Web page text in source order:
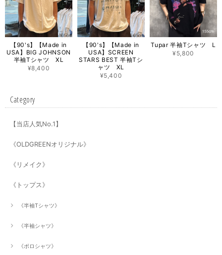
【90's】【Made in
USA】BIG JOHNSON
半袖Tシャツ XL
¥8,400
【90's】【Made in
USA】SCREEN
STARS BEST 半袖Tシ
ャツ XL
¥5,400
Tupar 半袖Tシャツ L
¥5,800
Category
【当店人気No.1】
《OLDGREENオリジナル》
《リメイク》
《トップス》
《半袖Tシャツ》
《半袖シャツ》
《ポロシャツ》